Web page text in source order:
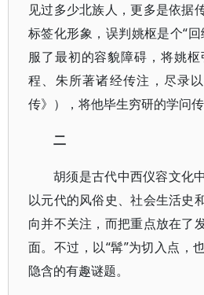
见过多少北族人，更多是依据
标签化形象，误判姚枢是个“
服了最初的容貌障碍，将姚枢
程、朱所著诸经传注，尽录
传》），将他毕生穷研的学问
二
胡须是古代中西仪容文化
以元代的风俗史、社会生活史
向并不关注，而把重点放在了
面。不过，以“髯”为切入点，
隐含的有趣谜题。